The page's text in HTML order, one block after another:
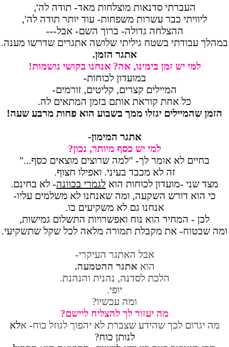
העברתי סדנאות מוצלחות מאד- תודה לה',
ליוויתי כבר עשרות משפחות- עוד יותר תודה לה',
ההצלחה גדולה- ברוך השם- אבל---
במהלך עבודתי בשטח גיליתי שלושה אתגרים שדרשו מענה.
אתגר הזמן.
למי יש זמן בימינו, אה? אנחנו בקושי נושמות!
במועדון לכוחות-
המיילים קצרים, קליטים, זורמים-
כל אחת קוראת אותם בזמן המתאים לה.
הזמן שהמיילים יגזלו ממך בשבוע הוא פחות מרבע שעה!
אתגר המימון-
למי יש כסף מיותר, נכון?
בחיים לא אומר לך- "למה שרוצים מוצאים כסף..."
זה לא מכבד בעיני. ואפילו חצוף.
מצד שני -מועדון לכוחות הוא לגמרי בכוונה- לא בחינם.
כי הוא דורש השקעה, ומה שאנחנו לא משלמים עליו-
אנחנו גם לא משקיעים בו.
לכן - המחיר הוא נוח ואפשרויות התשלום גמישות,
ומה שבטוח- את מקבלת תמורה מלאה לכל שקל שתשקיעי.
אבל האתגר העיקרי-
הוא אתגר ההטמעה.
הלכת לסדנה, נהנית והנהנת.
יופי.
ומה עכשיו?
מה יעזור לך להצליח ליישם?
מה יגרום לכך שהידע שצברת לא יהפוך לגוזל כוח- אלא
לנותן כוח?